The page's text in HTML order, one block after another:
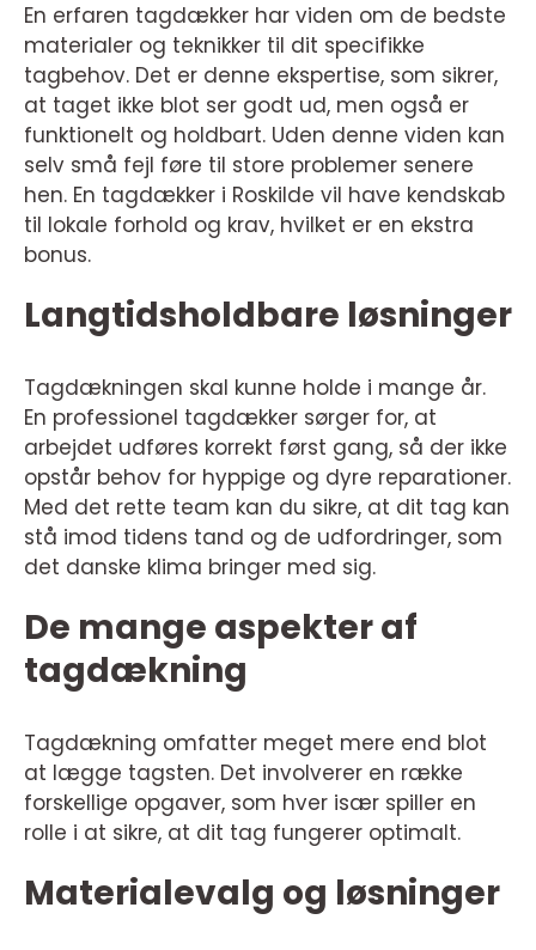
En erfaren tagdækker har viden om de bedste
materialer og teknikker til dit specifikke
tagbehov. Det er denne ekspertise, som sikrer,
at taget ikke blot ser godt ud, men også er
funktionelt og holdbart. Uden denne viden kan
selv små fejl føre til store problemer senere
hen. En tagdækker i Roskilde vil have kendskab
til lokale forhold og krav, hvilket er en ekstra
bonus.
Langtidsholdbare løsninger
Tagdækningen skal kunne holde i mange år.
En professionel tagdækker sørger for, at
arbejdet udføres korrekt først gang, så der ikke
opstår behov for hyppige og dyre reparationer.
Med det rette team kan du sikre, at dit tag kan
stå imod tidens tand og de udfordringer, som
det danske klima bringer med sig.
De mange aspekter af
tagdækning
Tagdækning omfatter meget mere end blot
at lægge tagsten. Det involverer en række
forskellige opgaver, som hver især spiller en
rolle i at sikre, at dit tag fungerer optimalt.
Materialevalg og løsninger